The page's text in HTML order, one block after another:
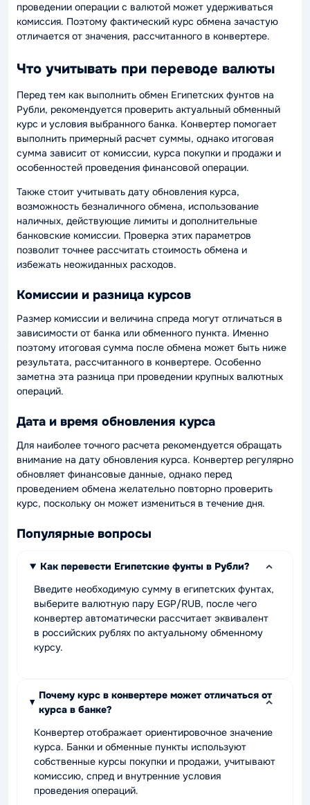
проведении операции с валютой может удерживаться
комиссия. Поэтому фактический курс обмена зачастую
отличается от значения, рассчитанного в конвертере.
Что учитывать при переводе валюты
Перед тем как выполнить обмен Египетских фунтов на
Рубли, рекомендуется проверить актуальный обменный
курс и условия выбранного банка. Конвертер помогает
выполнить примерный расчет суммы, однако итоговая
сумма зависит от комиссии, курса покупки и продажи и
особенностей проведения финансовой операции.
Также стоит учитывать дату обновления курса,
возможность безналичного обмена, использование
наличных, действующие лимиты и дополнительные
банковские комиссии. Проверка этих параметров
позволит точнее рассчитать стоимость обмена и
избежать неожиданных расходов.
Комиссии и разница курсов
Размер комиссии и величина спреда могут отличаться в
зависимости от банка или обменного пункта. Именно
поэтому итоговая сумма после обмена может быть ниже
результата, рассчитанного в конвертере. Особенно
заметна эта разница при проведении крупных валютных
операций.
Дата и время обновления курса
Для наиболее точного расчета рекомендуется обращать
внимание на дату обновления курса. Конвертер регулярно
обновляет финансовые данные, однако перед
проведением обмена желательно повторно проверить
курс, поскольку он может измениться в течение дня.
Популярные вопросы
Как перевести Египетские фунты в Рубли?
Введите необходимую сумму в египетских фунтах,
выберите валютную пару EGP/RUB, после чего
конвертер автоматически рассчитает эквивалент
в российских рублях по актуальному обменному
курсу.
Почему курс в конвертере может отличаться от
курса в банке?
Конвертер отображает ориентировочное значение
курса. Банки и обменные пункты используют
собственные курсы покупки и продажи, учитывают
комиссию, спред и внутренние условия
проведения операций.